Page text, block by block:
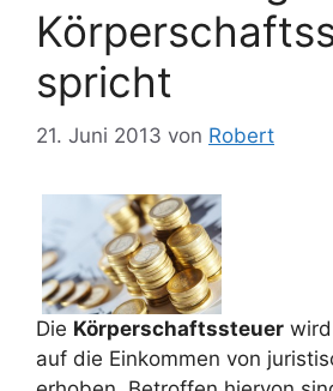
spricht
21. Juni 2013 von Robert
Die Körperschaftssteuer
auf die Einkommen von